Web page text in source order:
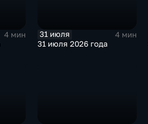
4 мин
31 июля
4 мин
31 июля 2026 года